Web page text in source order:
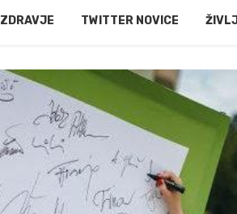
ZDRAVJE TWITTER NOVICE